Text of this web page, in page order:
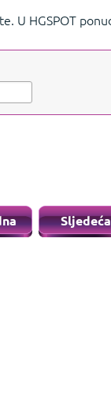
U HGSPOT
Sljedeća